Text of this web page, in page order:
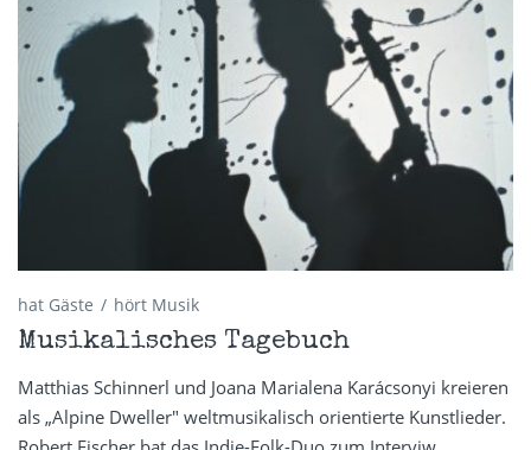
hat Gäste hört Musik
Musikalisches Tagebuch
Matthias Schinnerl und Joana Marialena Karácsonyi kreieren
als „Alpine Dweller" weltmusikalisch orientierte Kunstlieder.